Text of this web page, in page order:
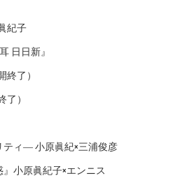
紀子
日日新』
了）
）
ティ― 小原眞紀×三浦俊彦
小原眞紀子×エンニス